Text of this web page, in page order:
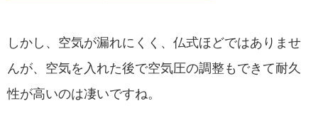
しかし、空気が漏れにくく、仏式ほどではありませ
んが、空気を入れた後で空気圧の調整もできて耐久
性が高いのは凄いですね。